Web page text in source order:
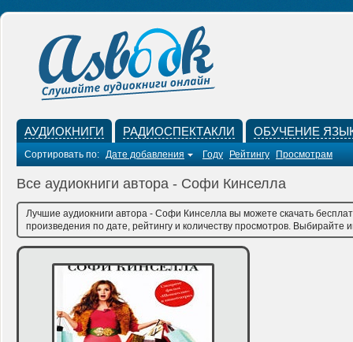
АУДИОКНИГИ РАДИОСПЕКТАКЛИ ОБУЧЕНИЕ
Сортировать по: Дате добавления Году Рейтингу Просмотрам
Все аудиокниги автора - Софи Кинселла
Лучшие аудиокниги автора - Софи Кинселла вы можете скачать
произведения по дате, рейтингу и количеству просмотров. Выбирайте